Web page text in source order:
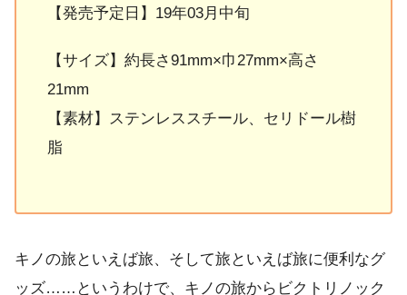
【発売予定日】19年03月中旬
【サイズ】約長さ91mm×巾27mm×高さ
21mm
【素材】ステンレススチール、セリドール樹
脂
キノの旅といえば旅、そして旅といえば旅に便利なグ
ッズ……というわけで、キノの旅からビクトリノック